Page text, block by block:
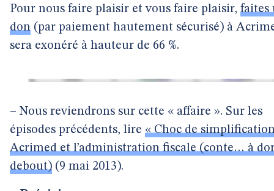
Pour nous faire plaisir et vous faire plaisir, faites
don (par paiement hautement sécurisé) à
sera exonéré à hauteur de 66 %.
– Nous reviendrons sur cette « affaire ». Sur les
épisodes précédents, lire « Choc de
Acrimed et l’administration fiscale (conte… à
debout) (9 mai 2013).